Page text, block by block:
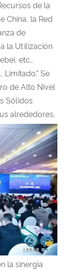
de la
China, la Red
de
la Utilización
etc.,
Limitado." Se
de Alto Nivel
Sólidos
alrededores.
la sinergia